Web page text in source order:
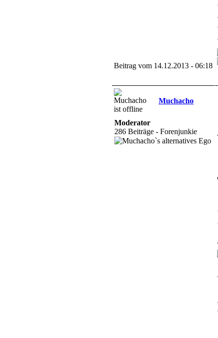
Beitrag vom 14.12.2013 - 06:18
Muchacho
Moderator
286 Beiträge - Forenjunkie